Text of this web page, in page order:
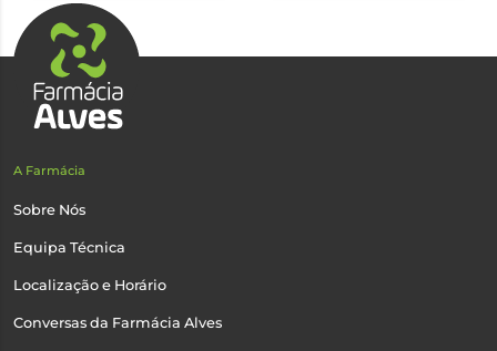
A Farmácia
Sobre Nós
Equipa Técnica
Localização e Horário
Conversas da Farmácia Alves